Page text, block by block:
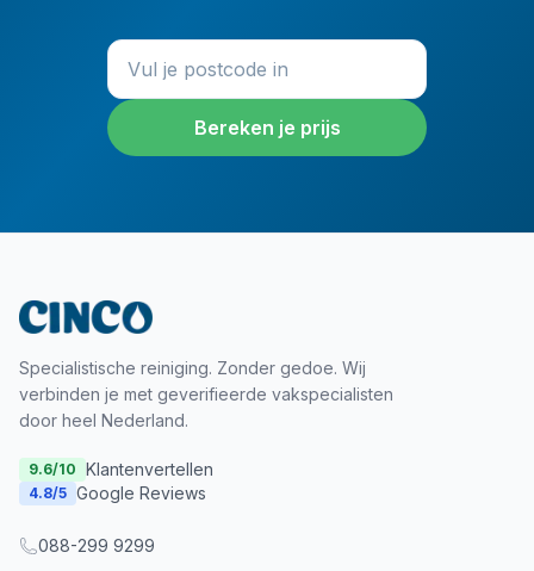
Bereken je prijs
Specialistische reiniging. Zonder gedoe. Wij
verbinden je met geverifieerde vakspecialisten
door heel Nederland.
9.6/10 Klantenvertellen
4.8/5 Google Reviews
088-299 9299